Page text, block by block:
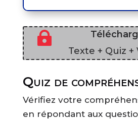

Texte + Quiz
Quiz de
Vérifiez votre
en répondant aux